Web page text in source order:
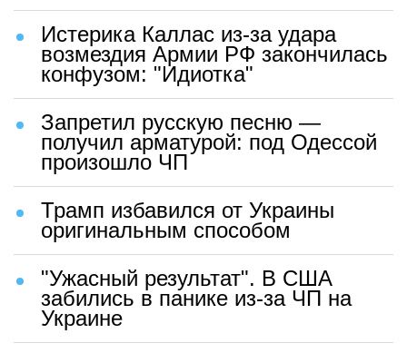
Истерика Каллас из-за удара
возмездия Армии РФ закончилась
конфузом: "Идиотка"
Запретил русскую песню —
получил арматурой: под Одессой
произошло ЧП
Трамп избавился от Украины
оригинальным способом
"Ужасный результат". В США
забились в панике из-за ЧП на
Украине